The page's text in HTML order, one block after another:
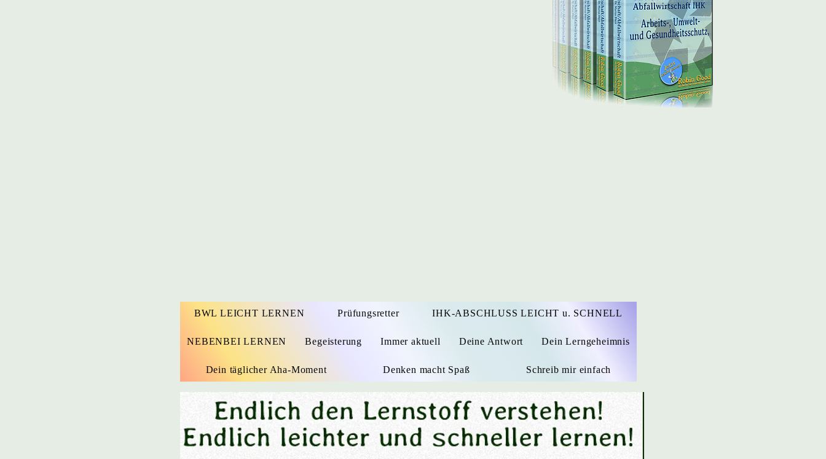
BWL LEICHT LERNEN Prüfungsretter IHK-ABSCHLUSS LEICHT u. SCHNELL
NEBENBEI LERNEN Begeisterung Immer aktuell Deine Antwort Dein Lerngeheimnis
Dein täglicher Aha-Moment Denken macht Spaß Schreib mir einfach